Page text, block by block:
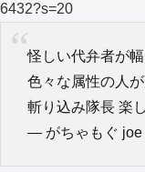
6432?s=20
怪しい代弁者が
色々な属性の人
斬り込み隊長 楽
— がちゃもぐ joe